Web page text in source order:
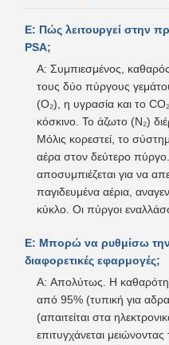
Ε: Πώς λειτουργεί στην
PSA;
A: Συμπιεσμένος,
τους δύο πύργους
(O₂), η υγρασία και το
κόσκινο. Το άζωτο (N₂)
Μόλις κορεστεί, το
αέρα στον δεύτερο
αποσυμπιέζεται για να
παγιδευμένα αέρια,
κύκλο. Οι πύργοι
Ε: Μπορώ να ρυθμίσω την
διαφορετικές εφαρμογές;
A: Απολύτως. Η
από 95% (τυπική για
(απαιτείται στα
επιτυγχάνεται